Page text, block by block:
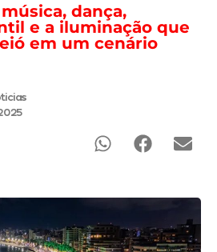
dança,
e a iluminação que
em um cenário